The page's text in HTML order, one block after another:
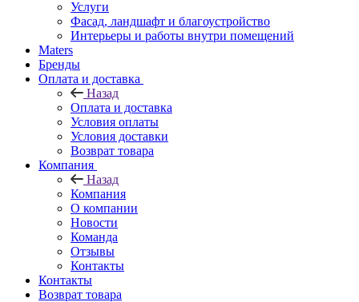
Услуги
Фасад, ландшафт и благоустройство
Интерьеры и работы внутри помещений
Maters
Бренды
Оплата и доставка
Назад
Оплата и доставка
Условия оплаты
Условия доставки
Возврат товара
Компания
Назад
Компания
О компании
Новости
Команда
Отзывы
Контакты
Контакты
Возврат товара